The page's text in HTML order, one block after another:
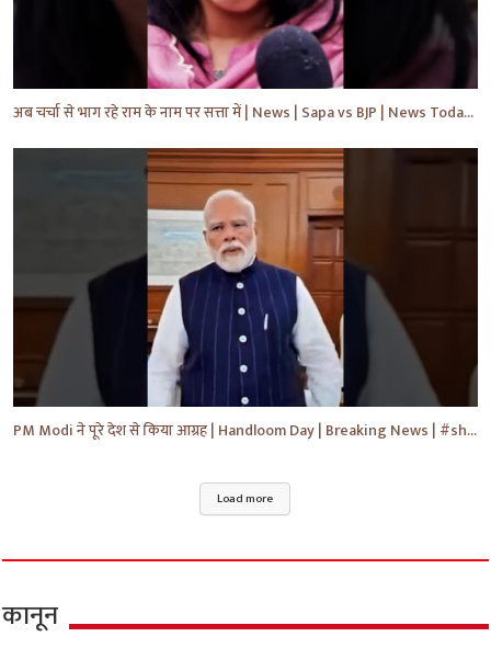
अब चर्चा से भाग रहे राम के नाम पर सत्ता में | News | Sapa vs BJP | News Today | Breaking #shorts #yt
PM Modi ने पूरे देश से किया आग्रह | Handloom Day | Breaking News | #shorts #yt #news #ytnews
Load more
कानून